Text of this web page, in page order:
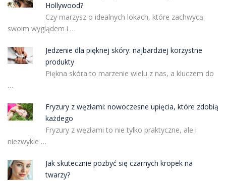
Hollywood?
Czy marzysz o idealnych lokach, które zachwycą
swoim wyglądem i …
Jedzenie dla pięknej skóry: najbardziej korzystne
produkty
Piękna skóra to marzenie wielu z nas, a kluczem do
…
Fryzury z węzłami: nowoczesne upięcia, które zdobią
każdego
Fryzury z węzłami to nie tylko praktyczne, ale i
niezwykle …
Jak skutecznie pozbyć się czarnych kropek na
twarzy?